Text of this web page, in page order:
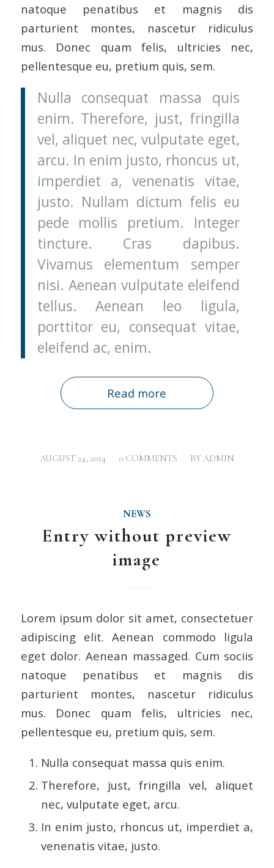
natoque penatibus et magnis dis
parturient montes, nascetur ridiculus
mus. Donec quam felis, ultricies nec,
pellentesque eu, pretium quis, sem.
Nulla consequat massa quis
enim. Therefore, just, fringilla
vel, aliquet nec, vulputate eget,
arcu. In enim justo, rhoncus ut,
imperdiet a, venenatis vitae,
justo. Nullam dictum felis eu
pede mollis pretium. Integer
tincture. Cras dapibus.
Vivamus elementum semper
nisi. Aenean vulputate eleifend
tellus. Aenean leo ligula,
porttitor eu, consequat vitae,
eleifend ac, enim.
Read more
AUGUST 24, 2014
/ 0 COMMENTS
/ BY ADMIN
NEWS
Entry without preview
image
Lorem ipsum dolor sit amet, consectetuer
adipiscing elit. Aenean commodo ligula
eget dolor. Aenean massaged. Cum sociis
natoque penatibus et magnis dis
parturient montes, nascetur ridiculus
mus. Donec quam felis, ultricies nec,
pellentesque eu, pretium quis, sem.
Nulla consequat massa quis enim.
Therefore, just, fringilla vel, aliquet
nec, vulputate eget, arcu.
In enim justo, rhoncus ut, imperdiet a,
venenatis vitae, justo.